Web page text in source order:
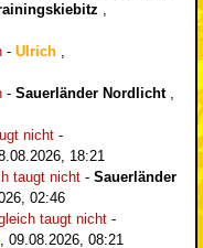
,
- Ulrich ,
- Sauerländer Nordlicht ,
nicht -
18:21
taugt nicht - Sauerländer
02:46
taugt nicht -
, 09.08.2026, 08:21